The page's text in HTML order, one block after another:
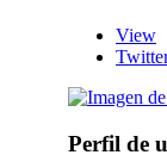
View
Perfil de